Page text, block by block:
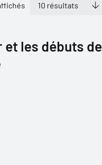
et les débuts de